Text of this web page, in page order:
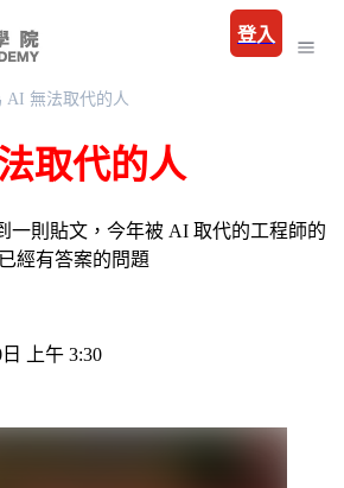
登入
AI 無法取代的人
取代的人
一則貼文，今年被 AI 取代的工程師的
經有答案的問題
上午 3:30